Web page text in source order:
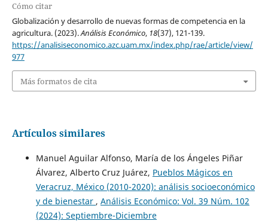
Cómo citar
Globalización y desarrollo de nuevas formas de competencia en la
agricultura. (2023).Análisis Económico, 18(37), 121-139.
https://analisiseconomico.azc.uam.mx/index.php/rae/article/view/
977
Más formatos de cita
Artículos similares
Manuel Aguilar Alfonso, María de los Ángeles Piñar
Álvarez, Alberto Cruz Juárez, Pueblos Mágicos en
Veracruz, México (2010-2020): análisis socioeconómico
y de bienestar , Análisis Económico: Vol. 39 Núm. 102
(2024): Septiembre-Diciembre